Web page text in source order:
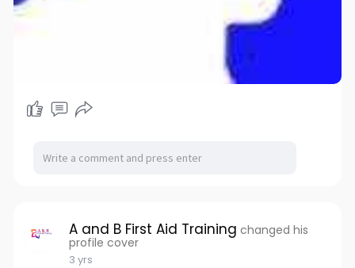
A and B First Aid Training changed his
profile cover
3 yrs